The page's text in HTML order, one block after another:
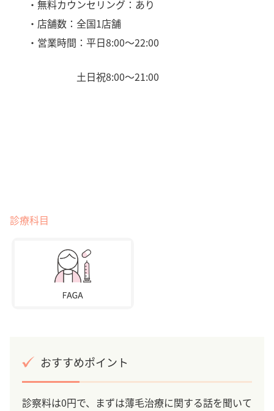
・無料カウンセリング：あり
・店舗数：全国1店舗
・営業時間：平日8:00〜22:00
土日祝8:00〜21:00
診療科目
おすすめポイント
診察料は0円で、まずは薄毛治療に関する話を聞いて